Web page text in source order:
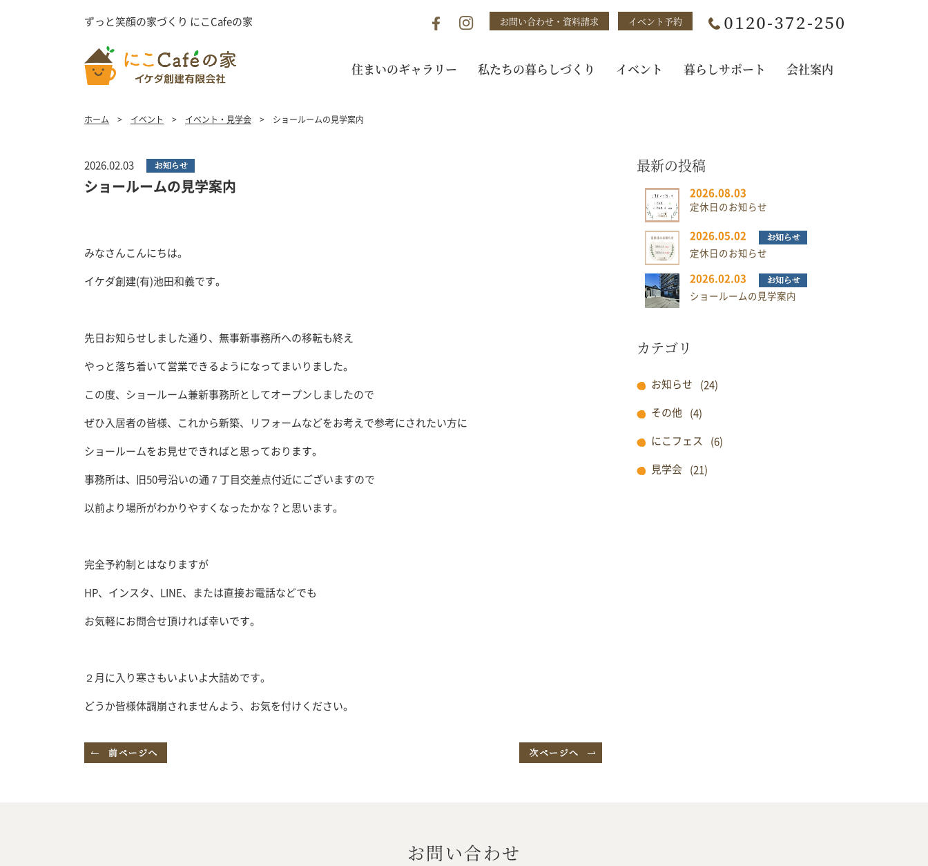
ずっと笑顔の家づくり にこCafeの家 お問い合わせ・資料請求 イベント予約
住まいのギャラリー 私たちの暮らしづくり イベント 暮らしサポート 会社案内
ホーム イベント イベント・見学会 ショールームの見学案内
2026.02.03
ショールームの見学案内
みなさんこんにちは。
イケダ創建(有)池田和義です。
先日お知らせしました通り、無事新事務所への移転も終え
やっと落ち着いて営業できるようになってまいりました。
この度、ショールーム兼新事務所としてオープンしましたので
ぜひ入居者の皆様、これから新築、リフォームなどをお考えで参考にされたい方に
ショールームをお見せできればと思っております。
事務所は、旧50号沿いの通７丁目交差点付近にございますので
以前より場所がわかりやすくなったかな？と思います。
完全予約制とはなりますが
HP、インスタ、LINE、または直接お電話などでも
お気軽にお問合せ頂ければ幸いです。
２月に入り寒さもいよいよ大詰めです。
どうか皆様体調崩されませんよう、お気を付けください。
最新の投稿
2026.08.03
定休日のお知らせ
2026.05.02
定休日のお知らせ
2026.02.03
ショールームの見学案内
カテゴリ
お知らせ (24)
その他 (4)
にこフェス (6)
見学会 (21)
お問い合わせ